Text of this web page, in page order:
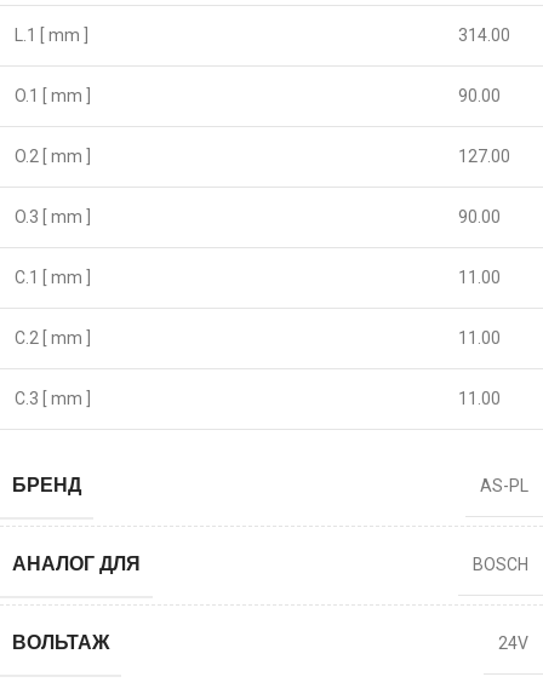
L.1 [ mm ] 314.00
O.1 [ mm ] 90.00
O.2 [ mm ] 127.00
O.3 [ mm ] 90.00
C.1 [ mm ] 11.00
C.2 [ mm ] 11.00
C.3 [ mm ] 11.00
БРЕНД AS-PL
АНАЛОГ ДЛЯ BOSCH
ВОЛЬТАЖ 24V